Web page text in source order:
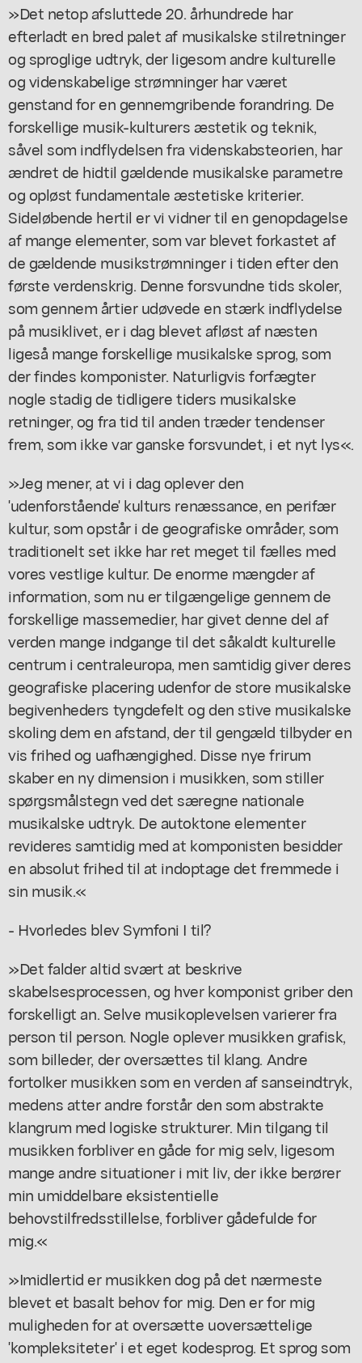
»Det netop afsluttede 20. århundrede har
efterladt en bred palet af musikalske stilretninger
og sproglige udtryk, der ligesom andre kulturelle
og videnskabelige strømninger har været
genstand for en gennemgribende forandring. De
forskellige musik-kulturers æstetik og teknik,
såvel som indflydelsen fra videnskabsteorien, har
ændret de hidtil gældende musikalske parametre
og opløst fundamentale æstetiske kriterier.
Sideløbende hertil er vi vidner til en genopdagelse
af mange elementer, som var blevet forkastet af
de gældende musikstrømninger i tiden efter den
første verdenskrig. Denne forsvundne tids skoler,
som gennem årtier udøvede en stærk indflydelse
på musiklivet, er i dag blevet afløst af næsten
ligeså mange forskellige musikalske sprog, som
der findes komponister. Naturligvis forfægter
nogle stadig de tidligere tiders musikalske
retninger, og fra tid til anden træder tendenser
frem, som ikke var ganske forsvundet, i et nyt lys«.
»Jeg mener, at vi i dag oplever den
'udenforstående' kulturs renæssance, en perifær
kultur, som opstår i de geografiske områder, som
traditionelt set ikke har ret meget til fælles med
vores vestlige kultur. De enorme mængder af
information, som nu er tilgængelige gennem de
forskellige massemedier, har givet denne del af
verden mange indgange til det såkaldt kulturelle
centrum i centraleuropa, men samtidig giver deres
geografiske placering udenfor de store musikalske
begivenheders tyngdefelt og den stive musikalske
skoling dem en afstand, der til gengæld tilbyder en
vis frihed og uafhængighed. Disse nye frirum
skaber en ny dimension i musikken, som stiller
spørgsmålstegn ved det særegne nationale
musikalske udtryk. De autoktone elementer
revideres samtidig med at komponisten besidder
en absolut frihed til at indoptage det fremmede i
sin musik.«
- Hvorledes blev Symfoni I til?
»Det falder altid svært at beskrive
skabelsesprocessen, og hver komponist griber den
forskelligt an. Selve musikoplevelsen varierer fra
person til person. Nogle oplever musikken grafisk,
som billeder, der oversættes til klang. Andre
fortolker musikken som en verden af sanseindtryk,
medens atter andre forstår den som abstrakte
klangrum med logiske strukturer. Min tilgang til
musikken forbliver en gåde for mig selv, ligesom
mange andre situationer i mit liv, der ikke berører
min umiddelbare eksistentielle
behovstilfredsstillelse, forbliver gådefulde for
mig.«
»Imidlertid er musikken dog på det nærmeste
blevet et basalt behov for mig. Den er for mig
muligheden for at oversætte uoversættelige
'kompleksiteter' i et eget kodesprog. Et sprog som